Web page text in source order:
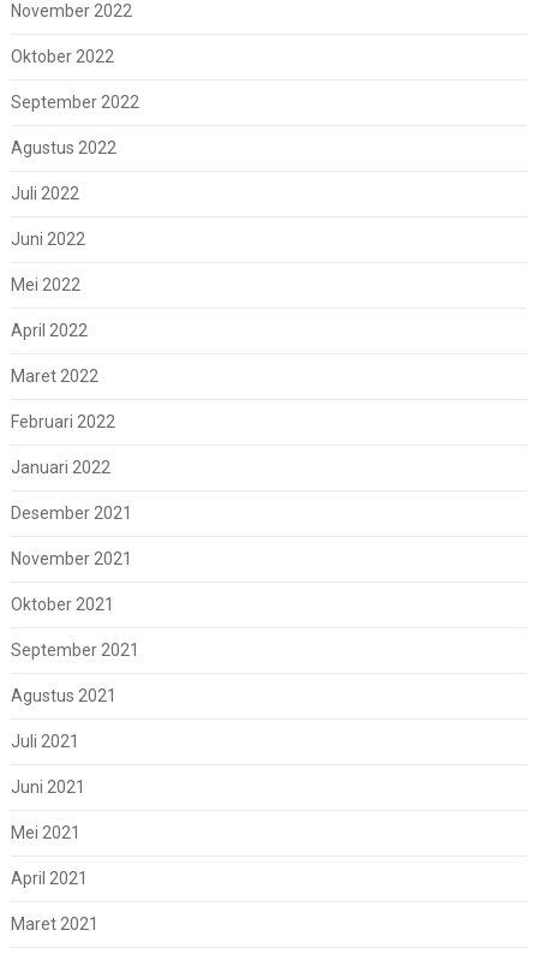
November 2022
Oktober 2022
September 2022
Agustus 2022
Juli 2022
Juni 2022
Mei 2022
April 2022
Maret 2022
Februari 2022
Januari 2022
Desember 2021
November 2021
Oktober 2021
September 2021
Agustus 2021
Juli 2021
Juni 2021
Mei 2021
April 2021
Maret 2021